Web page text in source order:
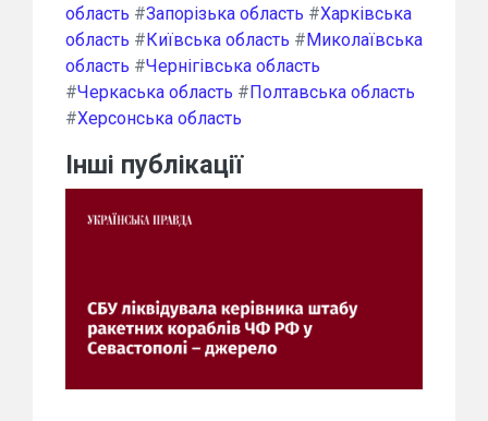
область #Запорізька область #Харківська
область # Київська область # Миколаївська
область #Чернігівська область
#Черкаська область # Полтавська область
#Херсонська область
Інші публікації